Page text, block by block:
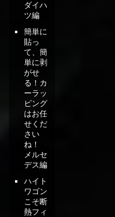
ダイハ
ツ編
簡単に
貼っ
て、簡
単に剥
がせ
る！カ
ーラッ
ピング
はお任
せくだ
さい
ね！
メルセ
デス編
ハイト
ワゴン
こそ断
熱フィ